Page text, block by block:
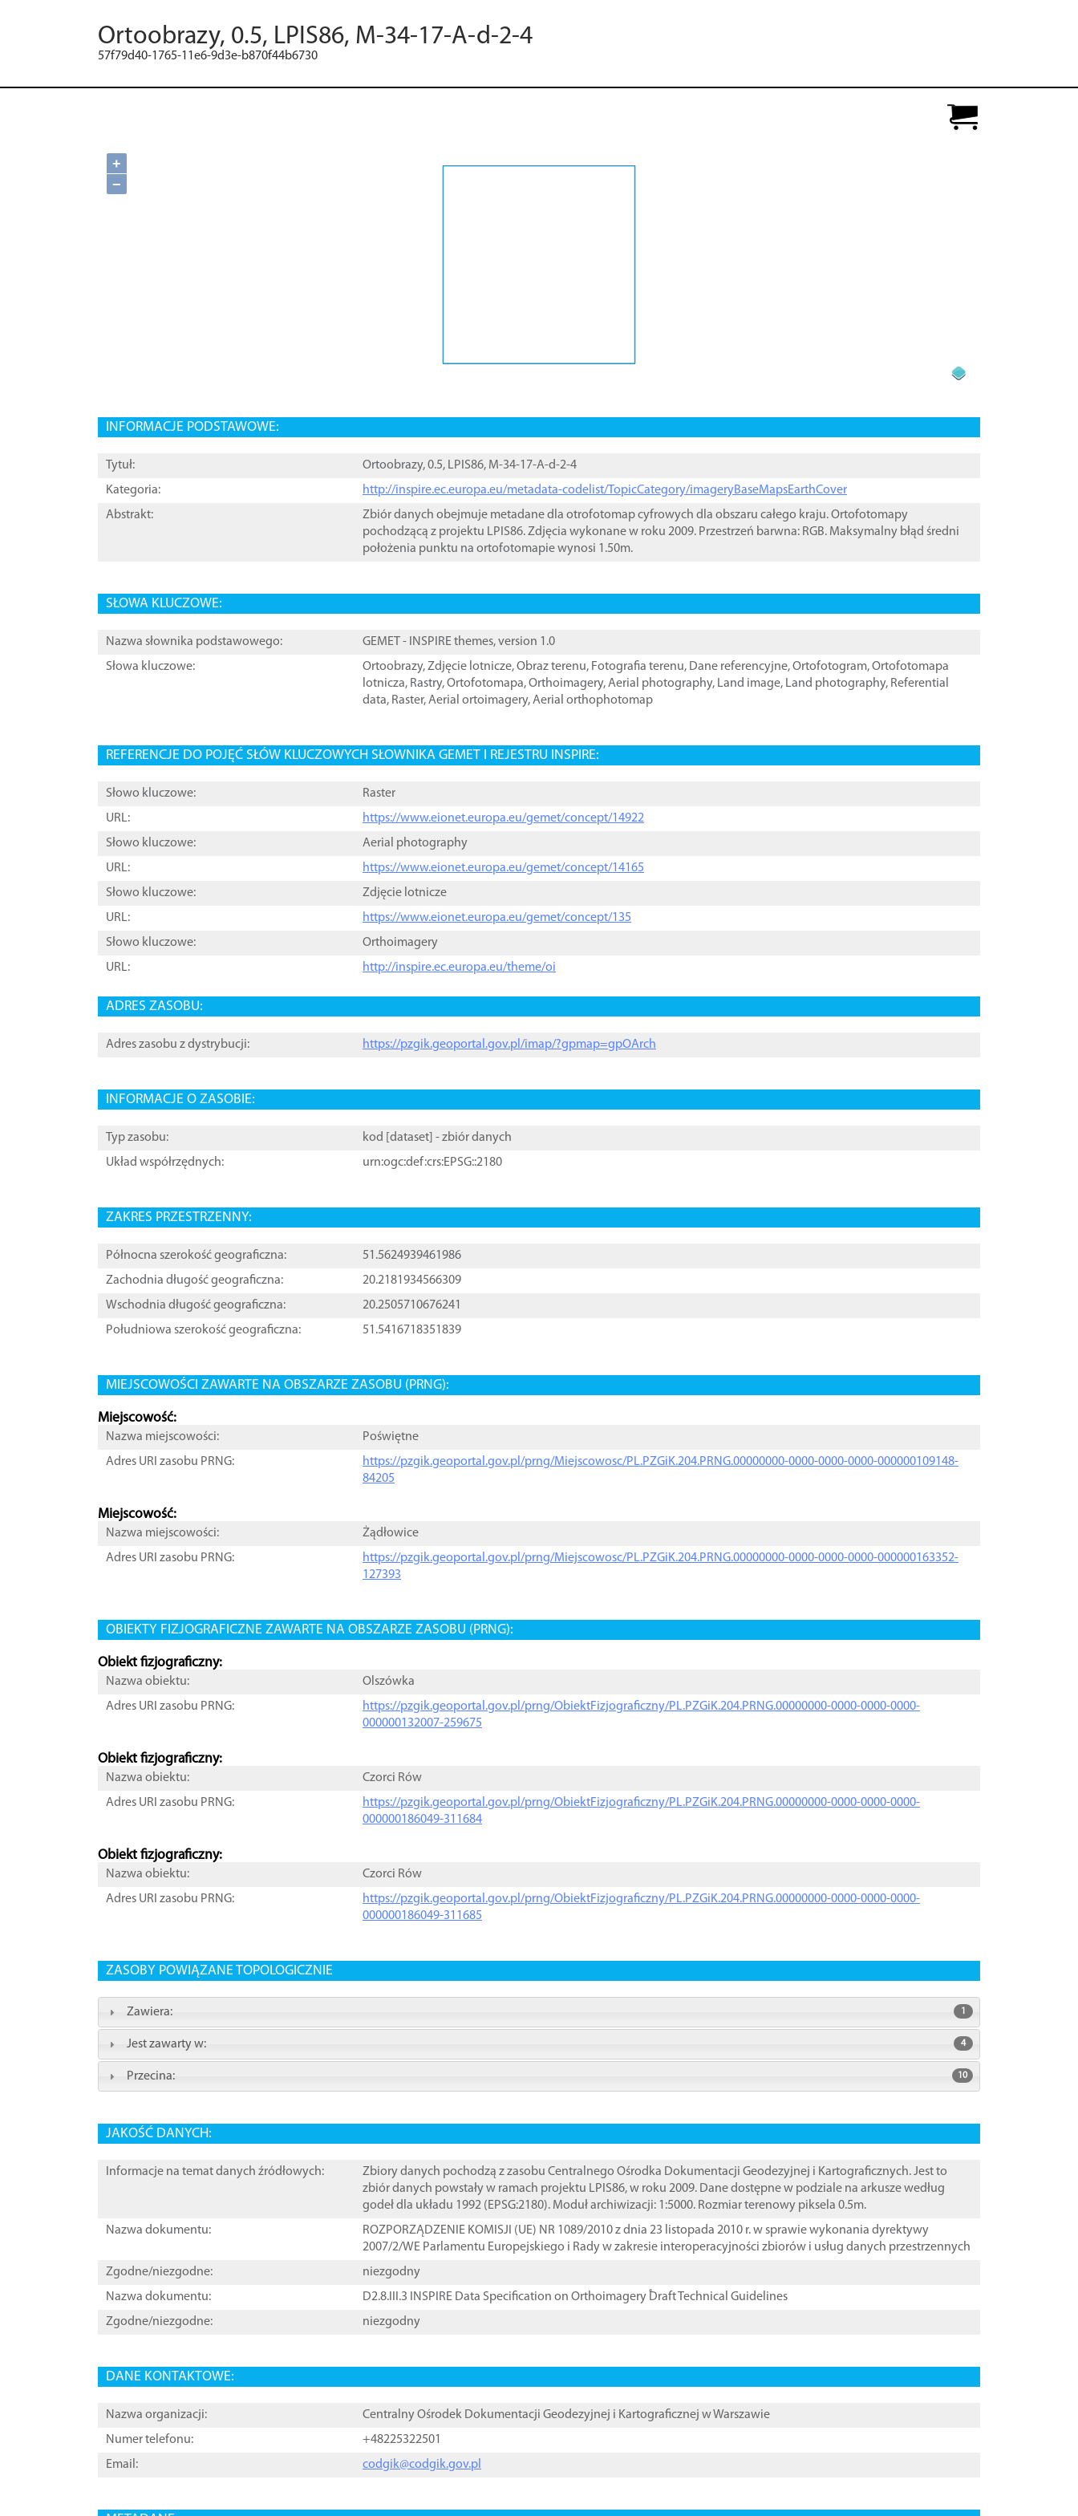
Ortoobrazy, 0.5, LPIS86, M-34-17-A-d-2-4
57f79d40-1765-11e6-9d3e-b870f44b6730
+
−
INFORMACJE PODSTAWOWE:
Tytuł:
Ortoobrazy, 0.5, LPIS86, M-34-17-A-d-2-4
Kategoria:
http://inspire.ec.europa.eu/metadata-codelist/TopicCategory/imageryBaseMapsEarthCover
Abstrakt:
Zbiór danych obejmuje metadane dla otrofotomap cyfrowych dla obszaru całego kraju. Ortofotomapy
pochodzącą z projektu LPIS86. Zdjęcia wykonane w roku 2009. Przestrzeń barwna: RGB. Maksymalny błąd średni
położenia punktu na ortofotomapie wynosi 1.50m.
SŁOWA KLUCZOWE:
Nazwa słownika podstawowego:
GEMET - INSPIRE themes, version 1.0
Słowa kluczowe:
Ortoobrazy,Zdjęcie lotnicze,Obraz terenu, Fotografia terenu, Dane referencyjne,Ortofotogram,Ortofotomapa
lotnicza, Rastry,Ortofotomapa,Orthoimagery,Aerial photography, Land image, Land photography, Referential
data, Raster,Aerial ortoimagery,Aerial orthophotomap
REFERENCJE DO POJĘĆ SŁÓW KLUCZOWYCH SŁOWNIKA GEMET I REJESTRU INSPIRE:
Słowo kluczowe:
Raster
URL:
https://www.eionet.europa.eu/gemet/concept/14922
Słowo kluczowe:
Aerial photography
URL:
https://www.eionet.europa.eu/gemet/concept/14165
Słowo kluczowe:
Zdjęcie lotnicze
URL:
https://www.eionet.europa.eu/gemet/concept/135
Słowo kluczowe:
Orthoimagery
URL:
http://inspire.ec.europa.eu/theme/oi
ADRES ZASOBU:
Adres zasobu z dystrybucji: https://pzgik.geoportal.gov.pl/imap/?gpmap=gpOArch
INFORMACJE O ZASOBIE:
Typ zasobu: kod [ dataset ] - zbiór danych
Układ współrzędnych:
urn:ogc:def:crs:EPSG::2180
ZAKRES PRZESTRZENNY:
Północna szerokość geograficzna:
51.5624939461986
Zachodnia długość geograficzna:
20.2181934566309
Wschodnia długość geograficzna:
20.2505710676241
Południowa szerokość geograficzna:
51.5416718351839
MIEJSCOWOŚCI ZAWARTE NA OBSZARZE ZASOBU (PRNG):
Miejscowość:
Nazwa miejscowości:
Poświętne
Adres URI zasobu PRNG:
https://pzgik.geoportal.gov.pl/prng/Miejscowosc/PL.PZGiK.204.PRNG.00000000-0000-0000-0000-000000109148-
84205
Miejscowość:
Nazwa miejscowości:
Żądłowice
Adres URI zasobu PRNG:
https://pzgik.geoportal.gov.pl/prng/Miejscowosc/PL.PZGiK.204.PRNG.00000000-0000-0000-0000-000000163352-
127393
OBIEKTY FIZJOGRAFICZNE ZAWARTE NA OBSZARZE ZASOBU (PRNG):
Obiekt fizjograficzny:
Nazwa obiektu:
Olszówka
Adres URI zasobu PRNG:
https://pzgik.geoportal.gov.pl/prng/ObiektFizjograficzny/PL.PZGiK.204.PRNG.00000000-0000-0000-0000-
000000132007-259675
Obiekt fizjograficzny:
Nazwa obiektu:
Czorci Rów
Adres URI zasobu PRNG:
https://pzgik.geoportal.gov.pl/prng/ObiektFizjograficzny/PL.PZGiK.204.PRNG.00000000-0000-0000-0000-
000000186049-311684
Obiekt fizjograficzny:
Nazwa obiektu:
Czorci Rów
Adres URI zasobu PRNG:
https://pzgik.geoportal.gov.pl/prng/ObiektFizjograficzny/PL.PZGiK.204.PRNG.00000000-0000-0000-0000-
000000186049-311685
ZASOBY POWIĄZANE TOPOLOGICZNIE
Zawiera: 1
Jest zawarty w: 4
Przecina: 10
JAKOŚĆ DANYCH:
Informacje na temat danych źródłowych:
Zbiory danych pochodzą z zasobu Centralnego Ośrodka Dokumentacji Geodezyjnej i Kartograficznych. Jest to
zbiór danych powstały w ramach projektu LPIS86, w roku 2009. Dane dostępne w podziale na arkusze według
godeł dla układu 1992 (EPSG:2180). Moduł archiwizacji: 1:5000. Rozmiar terenowy piksela 0.5m.
Nazwa dokumentu:
ROZPORZĄDZENIE KOMISJI (UE) NR 1089/2010 z dnia 23 listopada 2010 r. w sprawie wykonania dyrektywy
2007/2/WE Parlamentu Europejskiego i Rady w zakresie interoperacyjności zbiorów i usług danych przestrzennych
Zgodne/niezgodne:
niezgodny
Nazwa dokumentu:
D2.8.III.3 INSPIRE Data Specification on Orthoimagery ֠Draft Technical Guidelines
Zgodne/niezgodne:
niezgodny
DANE KONTAKTOWE:
Nazwa organizacji:
Centralny Ośrodek Dokumentacji Geodezyjnej i Kartograficznej w Warszawie
Numer telefonu:
+48225322501
Email:
codgik@codgik.gov.pl